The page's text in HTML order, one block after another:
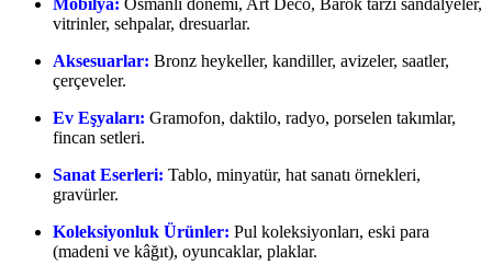
vitrinler, sehpalar, dresuarlar.
Aksesuarlar: Bronz heykeller, kandiller, avizeler, saatler,
çerçeveler.
Ev Eşyaları: Gramofon, daktilo, radyo, porselen takımlar,
fincan setleri.
Sanat Eserleri: Tablo, minyatür, hat sanatı örnekleri,
gravürler.
Koleksiyonluk Ürünler: Pul koleksiyonları, eski para
(madeni ve kâğıt), oyuncaklar, plaklar.